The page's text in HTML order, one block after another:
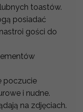
toastów.
posiadać
gości do
poczucie
i nudne.
na zdjęciach.